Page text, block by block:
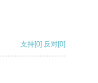
支持[0] 反对[0]